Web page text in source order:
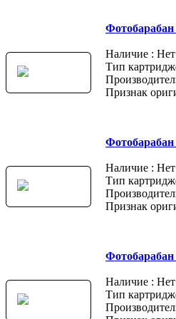
Наличие : Нет
Тип
Признак
Наличие : Нет
Тип
Признак
Фотобарабан
Наличие : Нет
Тип